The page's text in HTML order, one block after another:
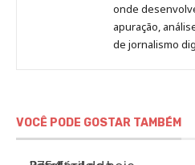
onde
apuração,
de jornalismo
VOCÊ PODE GOSTAR TAMBÉM